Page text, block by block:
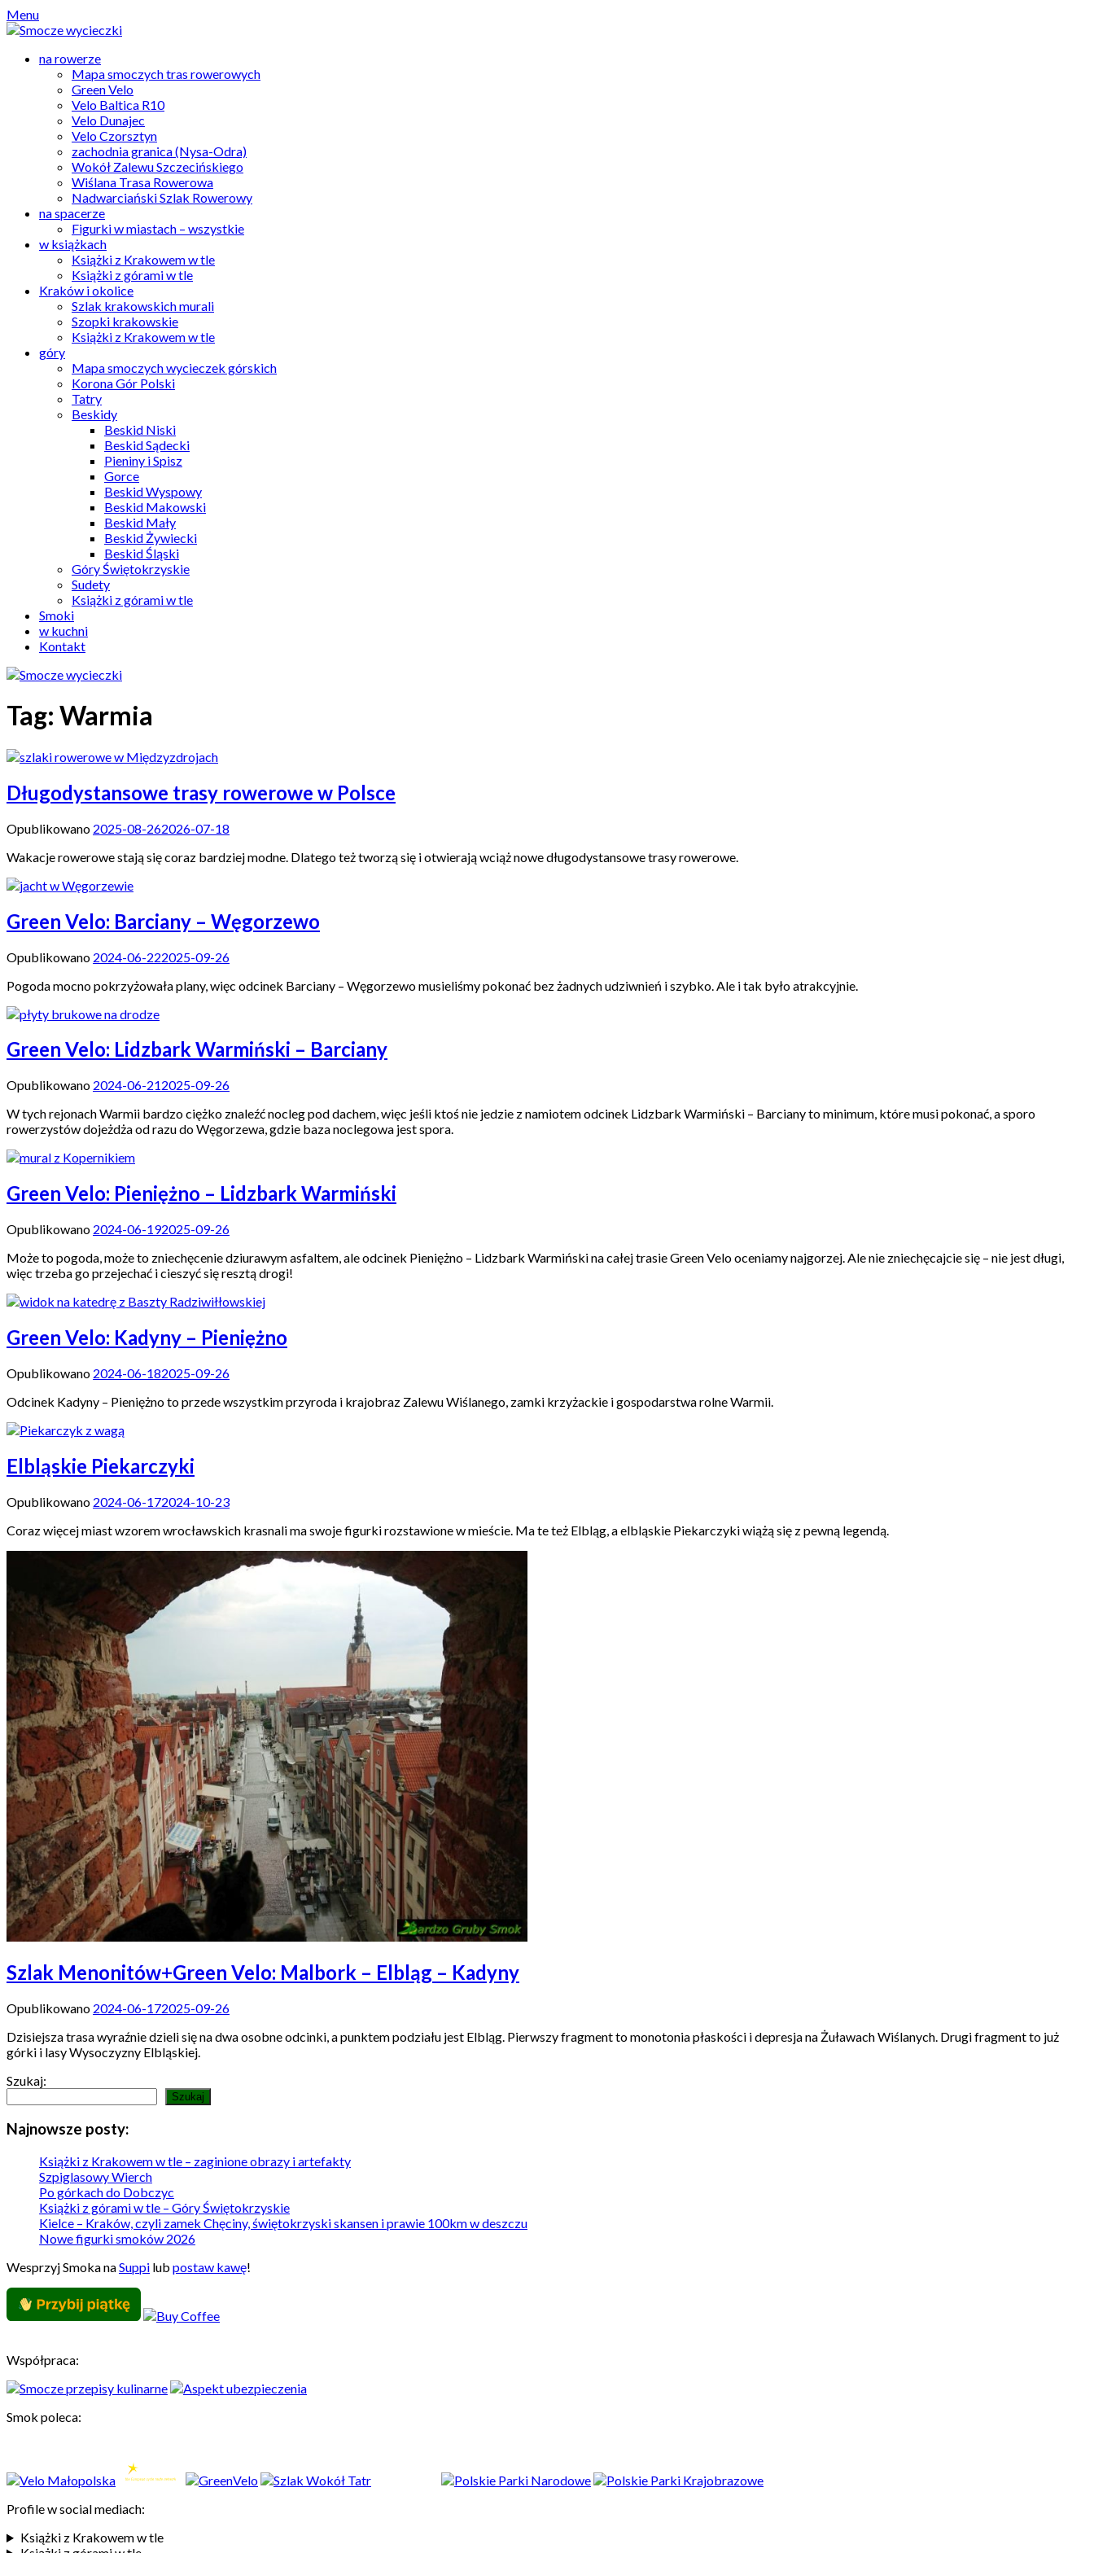
Skip
to
Menu
na rowerze
Mapa smoczych tras rowerowych
Green Velo
Velo Baltica R10
Velo Dunajec
Velo Czorsztyn
zachodnia granica (Nysa-Odra)
Wokół Zalewu Szczecińskiego
Wiślana Trasa Rowerowa
Nadwarciański Szlak Rowerowy
na spacerze
Figurki w miastach – wszystkie
w książkach
Książki z Krakowem w tle
Książki z górami w tle
Kraków i okolice
Szlak krakowskich murali
Szopki krakowskie
Książki z Krakowem w tle
góry
Mapa smoczych wycieczek górskich
Korona Gór Polski
Tatry
Beskidy
Beskid Niski
Beskid Sądecki
Pieniny i Spisz
Gorce
Beskid Wyspowy
Beskid Makowski
Beskid Mały
Beskid Żywiecki
Beskid Śląski
Góry Świętokrzyskie
Sudety
Książki z górami w tle
Smoki
w kuchni
Kontakt
Tag: Warmia
Długodystansowe trasy rowerowe w Polsce
Opublikowano 2025-08-262026-07-18
Wakacje rowerowe stają się coraz bardziej modne. Dlatego też tworzą się i otwierają wciąż nowe długodystansowe trasy rowerowe.
Green Velo: Barciany – Węgorzewo
Opublikowano 2024-06-222025-09-26
Pogoda mocno pokrzyżowała plany, więc odcinek Barciany – Węgorzewo musieliśmy pokonać bez żadnych udziwnień i szybko. Ale i tak było atrakcyjnie.
Green Velo: Lidzbark Warmiński – Barciany
Opublikowano 2024-06-212025-09-26
W tych rejonach Warmii bardzo ciężko znaleźć nocleg pod dachem, więc jeśli ktoś nie jedzie z namiotem odcinek Lidzbark Warmiński – Barciany to minimum, które musi pokonać, a sporo
rowerzystów dojeżdża od razu do Węgorzewa, gdzie baza noclegowa jest spora.
Green Velo: Pieniężno – Lidzbark Warmiński
Opublikowano 2024-06-192025-09-26
Może to pogoda, może to zniechęcenie dziurawym asfaltem, ale odcinek Pieniężno – Lidzbark Warmiński na całej trasie Green Velo oceniamy najgorzej. Ale nie zniechęcajcie się – nie jest długi,
więc trzeba go przejechać i cieszyć się resztą drogi!
Green Velo: Kadyny – Pieniężno
Opublikowano 2024-06-182025-09-26
Odcinek Kadyny – Pieniężno to przede wszystkim przyroda i krajobraz Zalewu Wiślanego, zamki krzyżackie i gospodarstwa rolne Warmii.
Elbląskie Piekarczyki
Opublikowano 2024-06-172024-10-23
Coraz więcej miast wzorem wrocławskich krasnali ma swoje figurki rozstawione w mieście. Ma te też Elbląg, a elbląskie Piekarczyki wiążą się z pewną legendą.
Szlak Menonitów+Green Velo: Malbork – Elbląg – Kadyny
Opublikowano 2024-06-172025-09-26
Dzisiejsza trasa wyraźnie dzieli się na dwa osobne odcinki, a punktem podziału jest Elbląg. Pierwszy fragment to monotonia płaskości i depresja na Żuławach Wiślanych. Drugi fragment to już
górki i lasy Wysoczyzny Elbląskiej.
Szukaj:
Szukaj
Najnowsze posty:
Książki z Krakowem w tle – zaginione obrazy i artefakty
Szpiglasowy Wierch
Po górkach do Dobczyc
Książki z górami w tle – Góry Świętokrzyskie
Kielce – Kraków, czyli zamek Chęciny, świętokrzyski skansen i prawie 100km w deszczu
Nowe figurki smoków 2026
Wesprzyj Smoka naSuppi lub postaw kawę!
Współpraca:
Smok poleca:
Profile w social mediach:
Książki z Krakowem w tle